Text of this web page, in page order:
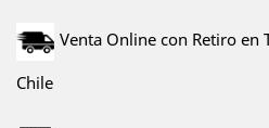
Venta Online con Retiro en
Chile